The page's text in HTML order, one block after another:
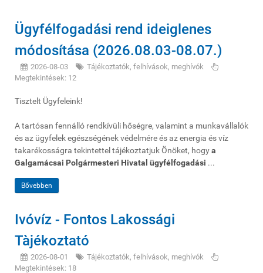
Ügyfélfogadási rend ideiglenes
módosítása (2026.08.03-08.07.)
2026-08-03
Tájékoztatók, felhívások, meghívók
Megtekintések: 12
Tisztelt Ügyfeleink!
A tartósan fennálló rendkívüli hőségre, valamint a munkavállalók
és az ügyfelek egészségének védelmére és az energia és víz
takarékosságra tekintettel tájékoztatjuk Önöket, hogya
Galgamácsai Polgármesteri Hivatal ügyfélfogadási ...
Bővebben
Ivóvíz - Fontos Lakossági
Tàjékoztató
2026-08-01
Tájékoztatók, felhívások, meghívók
Megtekintések: 18